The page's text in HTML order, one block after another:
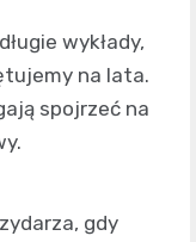
wykłady,
na lata.
spojrzeć na
gdy